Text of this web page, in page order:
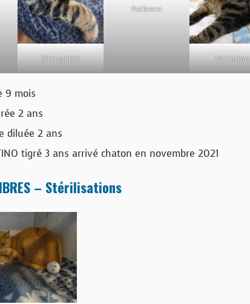
Kikoutchio
Patience
Valentino
9 mois
2 ans
diluée 2 ans
tigré 3 ans arrivé chaton en novembre 2021
– Stérilisations